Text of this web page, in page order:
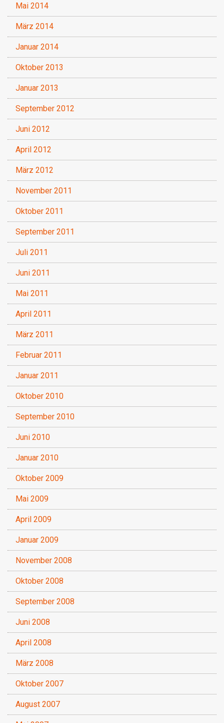
Mai 2014
März 2014
Januar 2014
Oktober 2013
Januar 2013
September 2012
Juni 2012
April 2012
März 2012
November 2011
Oktober 2011
September 2011
Juli 2011
Juni 2011
Mai 2011
April 2011
März 2011
Februar 2011
Januar 2011
Oktober 2010
September 2010
Juni 2010
Januar 2010
Oktober 2009
Mai 2009
April 2009
Januar 2009
November 2008
Oktober 2008
September 2008
Juni 2008
April 2008
März 2008
Oktober 2007
August 2007